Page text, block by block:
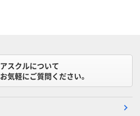
アスクルについて
お気軽にご質問ください。